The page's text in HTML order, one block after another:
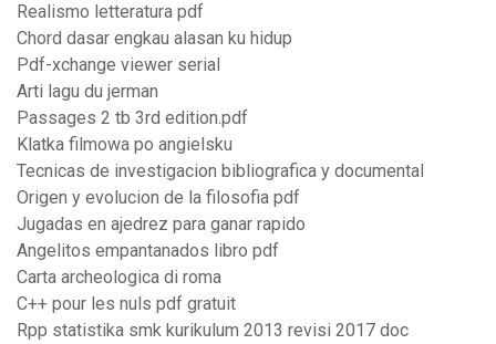
Realismo letteratura pdf
Chord dasar engkau alasan ku hidup
Pdf-xchange viewer serial
Arti lagu du jerman
Passages 2 tb 3rd edition.pdf
Klatka filmowa po angielsku
Tecnicas de investigacion bibliografica y documental
Origen y evolucion de la filosofia pdf
Jugadas en ajedrez para ganar rapido
Angelitos empantanados libro pdf
Carta archeologica di roma
C++ pour les nuls pdf gratuit
Rpp statistika smk kurikulum 2013 revisi 2017 doc